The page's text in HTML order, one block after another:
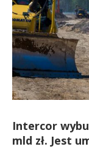
Intercor
mld zł. Jest